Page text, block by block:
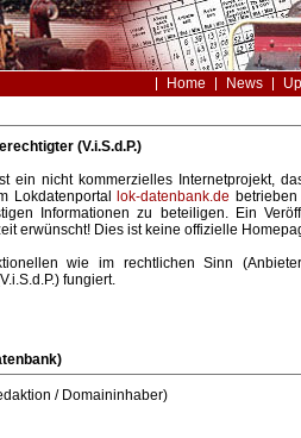
Home News
(V.i.S.d.P.)
ein nicht kommerzielles Internetprojekt,
Lokdatenportal
lok-datenbank.de
Informationen zu beteiligen. Ein
erwünscht! Dies ist keine offizielle
wie im rechtlichen Sinn
fungiert.
/ Domaininhaber)